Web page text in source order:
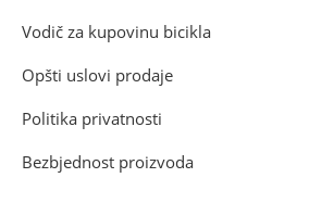
Vodič za kupovinu bicikla
Opšti uslovi prodaje
Politika privatnosti
Bezbjednost proizvoda